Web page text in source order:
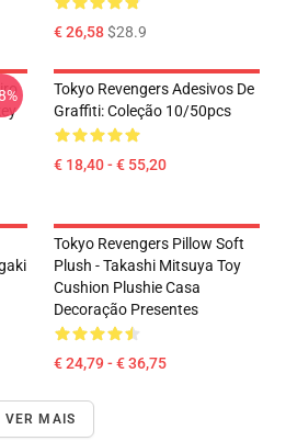
€ 26,58$28.9
Tokyo Revengers Adesivos De
Graffiti: Coleção 10/50pcs
€ 18,40 - € 55,20
Tokyo Revengers Pillow Soft
Plush - Takashi Mitsuya Toy
Cushion Plushie Casa
Decoração Presentes
€ 24,79 - € 36,75
VER MAIS